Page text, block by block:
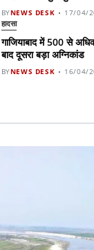
BYNEWS DESK 17/04/
हादसा
गाजियाबाद में 500 से
बाद दूसरा बड़ा अग्निकांड
BYNEWS DESK 16/04/